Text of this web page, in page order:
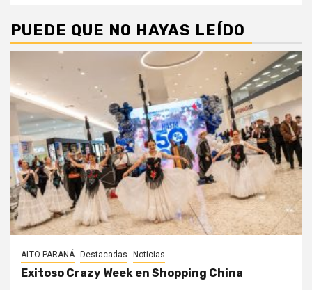
PUEDE QUE NO HAYAS LEÍDO
ALTO PARANÁ Destacadas Noticias
Exitoso Crazy Week en Shopping China